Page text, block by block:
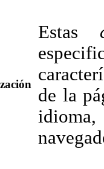
Estas
de la
idioma,